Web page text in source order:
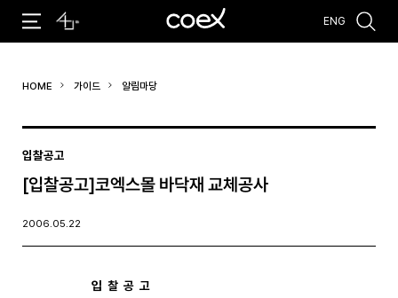
#코엑스 전시 #행사
ENG
HOME 가이드 알림마당
입찰공고
[입찰공고]코엑스몰 바닥재 교체공사
2006.05.22
입  찰  공  고